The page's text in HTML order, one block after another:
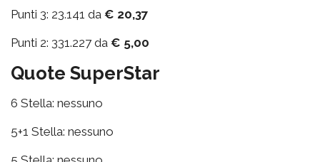
Punti 3: 23.141 da € 20,37
Punti 2: 331.227 da € 5,00
Quote SuperStar
6 Stella: nessuno
5+1 Stella: nessuno